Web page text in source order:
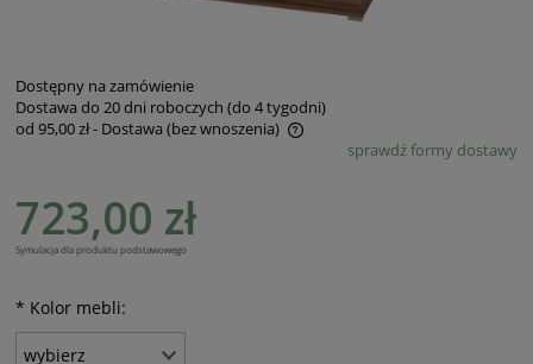
Dostępny na zamówienie
Dostawa do 20 dni roboczych (do 4 tygodni)
od 95,00 zł- Dostawa (bez wnoszenia)
Cena nie zawiera ewentualnych kosztów płatnościsprawdź formy dostawy
723,00 zł
Symulacja dla produktu podstawowego
* Kolor mebli: